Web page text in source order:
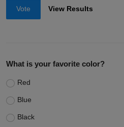
Vote View Results
What is your favorite color?
Red
Blue
Black